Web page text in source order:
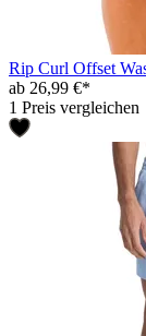
Rip Curl Offset
ab 26,99 €*
1 Preis vergleichen